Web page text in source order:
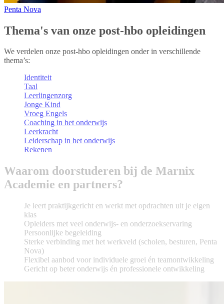
Penta Nova
Thema's van onze post-hbo opleidingen
We verdelen onze post-hbo opleidingen onder in verschillende
thema’s:
Identiteit
Taal
Leerlingenzorg
Jonge Kind
Vroeg Engels
Coaching in het onderwijs
Leerkracht
Leiderschap in het onderwijs
Rekenen
Waarom doorstuderen bij de Marnix
Academie en partners?
Je leert praktijkgericht en werkt met opdrachten uit je eigen
klas
Opleiders met veel onderwijs- en onderzoekservaring
Persoonlijke begeleiding
Sterke verbinding met het werkveld (scholen, besturen, Penta
Nova)
Flexibel aanbod voor individuele groei én teamontwikkeling
Gericht op beter onderwijs én professionele ontwikkeling